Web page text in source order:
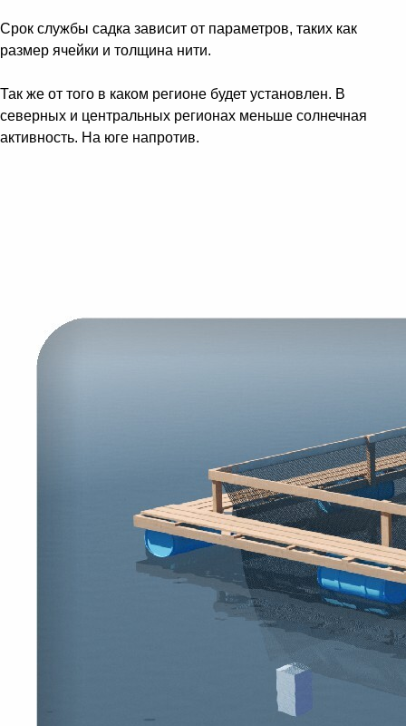
Срок службы садка зависит от параметров, таких как
размер ячейки и толщина нити.
Так же от того в каком регионе будет установлен. В
северных и центральных регионах меньше солнечная
активность. На юге напротив.